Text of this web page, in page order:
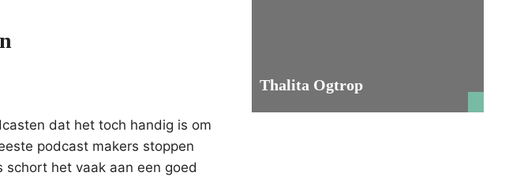
dat het toch handig is om
podcast makers stoppen
het vaak aan een goed
Thalita Ogtrop